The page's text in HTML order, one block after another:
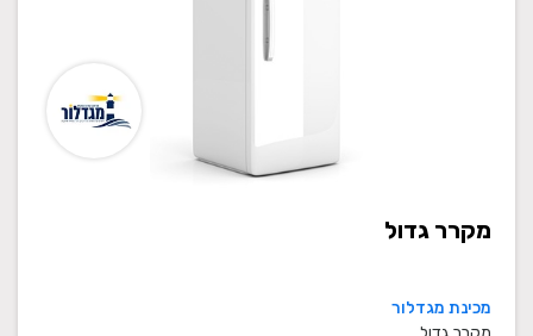
מקרר גדול
מכינת מגדלור